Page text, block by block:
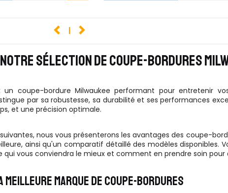
1
SÉLECTION DE COUPE-BORDURES
un coupe-bordure Milwaukee performant pour entretenir
par sa robustesse, sa durabilité et ses performances
et une précision optimale.
nous vous présenterons les avantages des coupe-
ainsi qu'un comparatif détaillé des modèles disponibles.
qui vous conviendra le mieux et comment en prendre soin pour
MEILLEURE MARQUE DE COUPE-BORDURES